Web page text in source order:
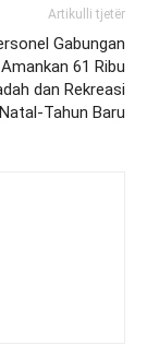
Artikulli tjetër
Gabungan
61 Ribu
dan Rekreasi
Tahun Baru